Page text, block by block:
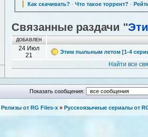
Как скачивать? · Что такое торрент? ·
Связанные раздачи "
ДОБАВЛЕН
24 Июл
21
Этим пыльным летом [1-4
Найти все
Показать сообщения:
Релизы от RG Files-x » Русскоязычные сериалы от